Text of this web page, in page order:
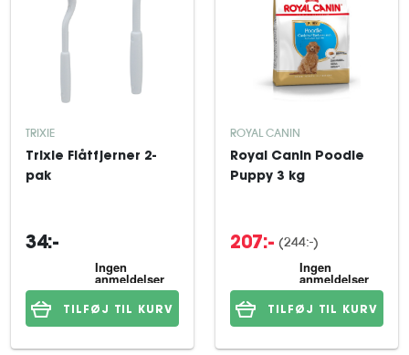
TRIXIE
Trixie Flåtfjerner 2-
pak
34:-
TILFØJ TIL KURV
ROYAL CANIN
Royal Canin Poodle
Puppy 3 kg
207:- (244:-)
TILFØJ TIL KURV